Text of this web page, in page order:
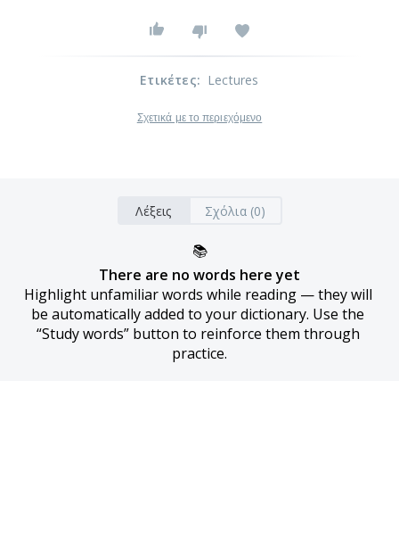
Ετικέτες: Lectures
Σχετικά με το περιεχόμενο
Λέξεις Σχόλια (0)
📚
There are no words here yet
Highlight unfamiliar words while reading — they will
be automatically added to your dictionary. Use the
“Study words” button to reinforce them through
practice.